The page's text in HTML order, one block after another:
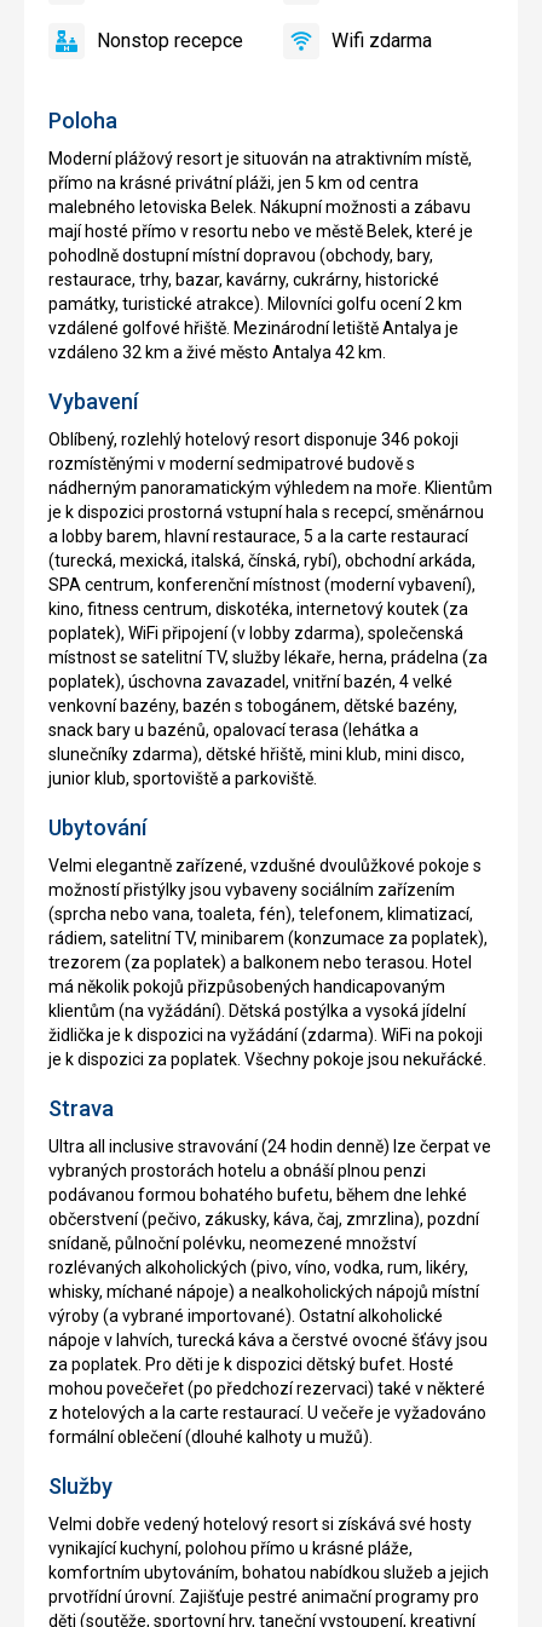
Poloha
Moderní plážový resort je situován na atraktivním místě,
přímo na krásné privátní pláži, jen 5 km od centra
malebného letoviska Belek. Nákupní možnosti a zábavu
mají hosté přímo v resortu nebo ve městě Belek, které je
pohodlně dostupní místní dopravou (obchody, bary,
restaurace, trhy, bazar, kavárny, cukrárny, historické
památky, turistické atrakce). Milovníci golfu ocení 2 km
vzdálené golfové hřiště. Mezinárodní letiště Antalya je
vzdáleno 32 km a živé město Antalya 42 km.
Vybavení
Oblíbený, rozlehlý hotelový resort disponuje 346 pokoji
rozmístěnými v moderní sedmipatrové budově s
nádherným panoramatickým výhledem na moře. Klientům
je k dispozici prostorná vstupní hala s recepcí, směnárnou
a lobby barem, hlavní restaurace, 5 a la carte restaurací
(turecká, mexická, italská, čínská, rybí), obchodní arkáda,
SPA centrum, konferenční místnost (moderní vybavení),
kino, fitness centrum, diskotéka, internetový koutek (za
poplatek), WiFi připojení (v lobby zdarma), společenská
místnost se satelitní TV, služby lékaře, herna, prádelna (za
poplatek), úschovna zavazadel, vnitřní bazén, 4 velké
venkovní bazény, bazén s tobogánem, dětské bazény,
snack bary u bazénů, opalovací terasa (lehátka a
slunečníky zdarma), dětské hřiště, mini klub, mini disco,
junior klub, sportoviště a parkoviště.
Ubytování
Velmi elegantně zařízené, vzdušné dvoulůžkové pokoje s
možností přistýlky jsou vybaveny sociálním zařízením
(sprcha nebo vana, toaleta, fén), telefonem, klimatizací,
rádiem, satelitní TV, minibarem (konzumace za poplatek),
trezorem (za poplatek) a balkonem nebo terasou. Hotel
má několik pokojů přizpůsobených handicapovaným
klientům (na vyžádání). Dětská postýlka a vysoká jídelní
židlička je k dispozici na vyžádání (zdarma). WiFi na pokoji
je k dispozici za poplatek. Všechny pokoje jsou nekuřácké.
Strava
Ultra all inclusive stravování (24 hodin denně) lze čerpat ve
vybraných prostorách hotelu a obnáší plnou penzi
podávanou formou bohatého bufetu, během dne lehké
občerstvení (pečivo, zákusky, káva, čaj, zmrzlina), pozdní
snídaně, půlnoční polévku, neomezené množství
rozlévaných alkoholických (pivo, víno, vodka, rum, likéry,
whisky, míchané nápoje) a nealkoholických nápojů místní
výroby (a vybrané importované). Ostatní alkoholické
nápoje v lahvích, turecká káva a čerstvé ovocné šťávy jsou
za poplatek. Pro děti je k dispozici dětský bufet. Hosté
mohou povečeřet (po předchozí rezervaci) také v některé
z hotelových a la carte restaurací. U večeře je vyžadováno
formální oblečení (dlouhé kalhoty u mužů).
Služby
Velmi dobře vedený hotelový resort si získává své hosty
vynikající kuchyní, polohou přímo u krásné pláže,
komfortním ubytováním, bohatou nabídkou služeb a jejich
prvotřídní úrovní. Zajišťuje pestré animační programy pro
děti (soutěže, sportovní hry, taneční vystoupení, kreativní
NonstopNonstop recepce
ano
Wifi
Wifi zdarma
ano